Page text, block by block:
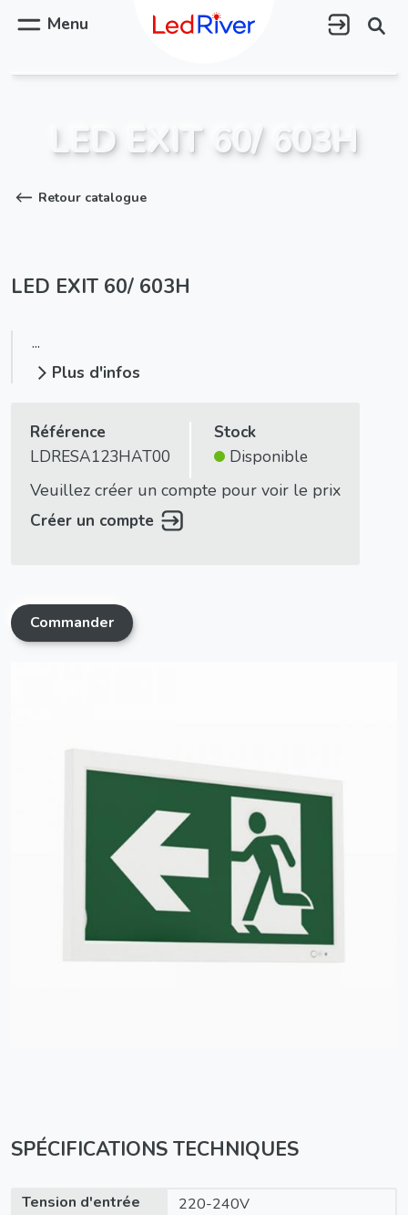
contenu
Menu
LED EXIT 60/ 603H
Retour catalogue
LED EXIT 60/ 603H
...
Plus d'infos
Référence
LDRESA123HAT00
Stock
Disponible
Veuillez créer un compte pour voir le prix
Créer un compte
Commander
SPÉCIFICATIONS TECHNIQUES
Tension d'entrée
220-240V